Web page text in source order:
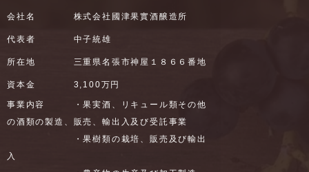
会社名 株式会社國津果實酒醸造所
代表者 中子統雄
所在地 三重県名張市神屋１８６６番地
資本金 3,100万円
事業内容 ・果実酒、リキュール類その他
の酒類の製造、販売、輸出入及び受託事業
・果樹類の栽培、販売及び輸出
入